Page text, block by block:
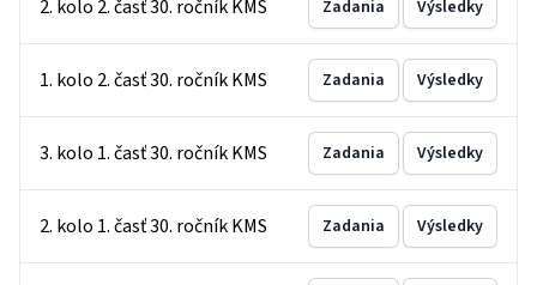
2. kolo 2. časť 30. ročník KMS Zadania Výsledky
1. kolo 2. časť 30. ročník KMS Zadania Výsledky
3. kolo 1. časť 30. ročník KMS Zadania Výsledky
2. kolo 1. časť 30. ročník KMS Zadania Výsledky